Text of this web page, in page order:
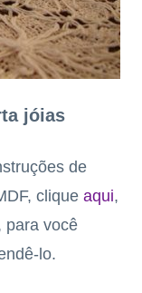
jóias
de
clique aqui,
para você
lo.